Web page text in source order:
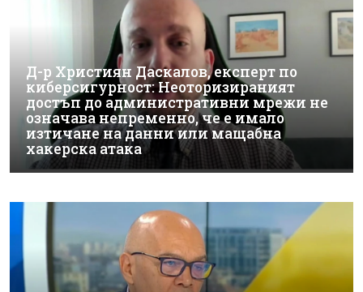
Д-р Християн Даскалов, експерт по
киберсигурност: Неоторизираният
достъп до административни мрежи не
означава непременно, че е имало
изтичане на данни или мащабна
хакерска атака